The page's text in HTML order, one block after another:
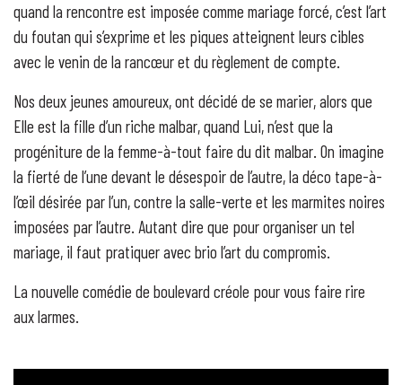
quand la rencontre est imposée comme mariage forcé, c’est l’art
du foutan qui s’exprime et les piques atteignent leurs cibles
avec le venin de la rancœur et du règlement de compte.
Nos deux jeunes amoureux, ont décidé de se marier, alors que
Elle est la fille d’un riche malbar, quand Lui, n’est que la
progéniture de la femme-à-tout faire du dit malbar. On imagine
la fierté de l’une devant le désespoir de l’autre, la déco tape-à-
l’œil désirée par l’un, contre la salle-verte et les marmites noires
imposées par l’autre. Autant dire que pour organiser un tel
mariage, il faut pratiquer avec brio l’art du compromis.
La nouvelle comédie de boulevard créole pour vous faire rire
aux larmes.